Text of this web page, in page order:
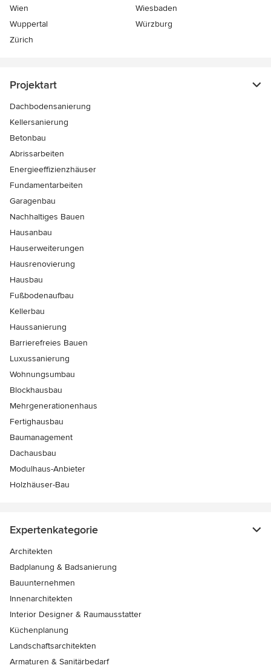
Wien
Wiesbaden
Wuppertal
Würzburg
Zürich
Projektart
Dachbodensanierung
Kellersanierung
Betonbau
Abrissarbeiten
Energieeffizienzhäuser
Fundamentarbeiten
Garagenbau
Nachhaltiges Bauen
Hausanbau
Hauserweiterungen
Hausrenovierung
Hausbau
Fußbodenaufbau
Kellerbau
Haussanierung
Barrierefreies Bauen
Luxussanierung
Wohnungsumbau
Blockhausbau
Mehrgenerationenhaus
Fertighausbau
Baumanagement
Dachausbau
Modulhaus-Anbieter
Holzhäuser-Bau
Expertenkategorie
Architekten
Badplanung & Badsanierung
Bauunternehmen
Innenarchitekten
Interior Designer & Raumausstatter
Küchenplanung
Landschaftsarchitekten
Armaturen & Sanitärbedarf